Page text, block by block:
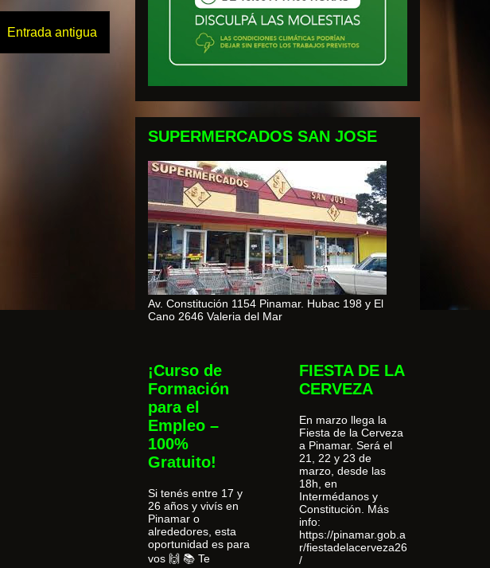
Entrada antigua
SUPERMERCADOS SAN JOSE
Av. Constitución 1154 Pinamar. Hubac 198 y El
Cano 2646 Valeria del Mar
¡Curso de
Formación
para el
Empleo –
100%
Gratuito!
Si tenés entre 17 y
26 años y vivís en
Pinamar o
alrededores, esta
oportunidad es para
vos 🙌 📚 Te
FIESTA DE LA
CERVEZA
En marzo llega la
Fiesta de la Cerveza
a Pinamar. Será el
21, 22 y 23 de
marzo, desde las
18h, en
Intermédanos y
Constitución. Más
info:
https://pinamar.gob.a
r/fiestadelacerveza26
/